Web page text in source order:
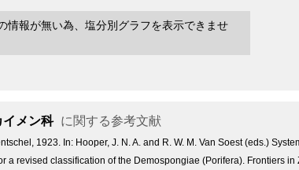
情報が無い為、塩分別グラフを表示できませ
イメン科 に関する参考文献
1923. In: Hooper, J. N. A. and R. W. M. Van Soest (eds.)
a revised classification of the Demospongiae (Porifera). Frontiers in